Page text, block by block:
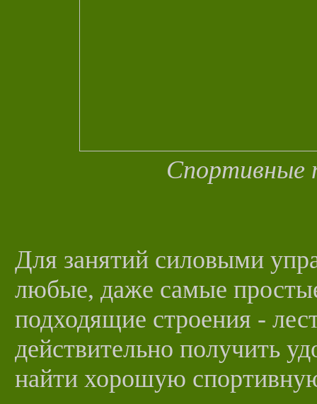
Спортивные
Для занятий силовыми
любые, даже самые
подходящие строения -
действительно получить
найти хорошую